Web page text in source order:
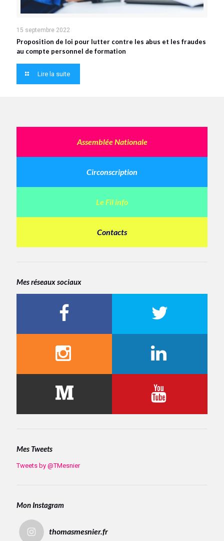
15 septembre 2022
Proposition de loi pour lutter contre les abus et les fraudes
au compte personnel de formation
Lire la suite
Assemblée Nationale
Circonscription
Le Fil info
Contacts
Mes réseaux sociaux
Mes Tweets
Tweets by @TMesnier
Mon Instagram
thomasmesnier.fr